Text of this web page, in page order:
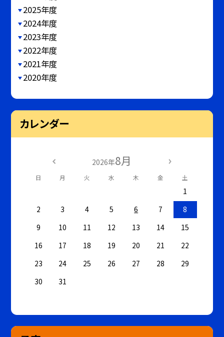
2025年度
2024年度
2023年度
2022年度
2021年度
2020年度
カレンダー
2026年8月
日 月 火 水 木 金 土
1
2
3 4 5 6 7
8
9
10 11 12 13 14
15
16
17 18 19 20 21
22
23
24 25 26 27 28
29
30
31